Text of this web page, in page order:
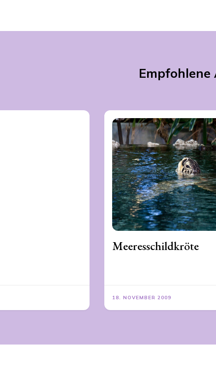
Meeresschildkröte
18. NOVEMBER 2009